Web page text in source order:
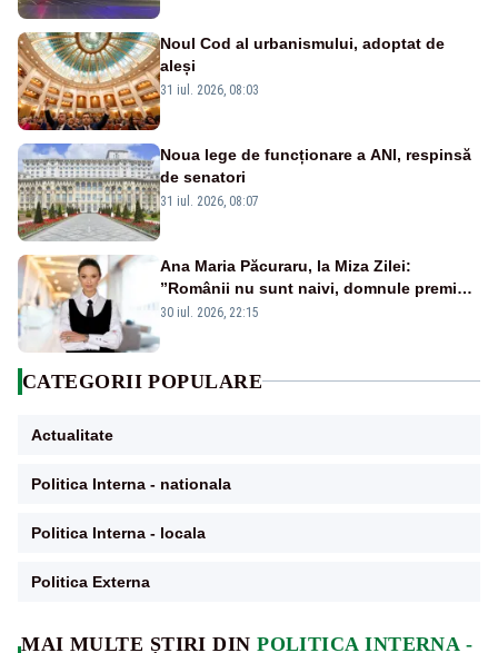
MAI MULTE ȘTIRI DINPOLITICA INTERNA -
Noul Cod al urbanismului, adoptat de
aleși
31 iul. 2026, 08:03
Noua lege de funcționare a ANI, respinsă
de senatori
31 iul. 2026, 08:07
Ana Maria Păcuraru, la Miza Zilei:
”Românii nu sunt naivi, domnule premier
Bolojan”
30 iul. 2026, 22:15
CATEGORII POPULARE
Actualitate
Politica Interna - nationala
Politica Interna - locala
Politica Externa